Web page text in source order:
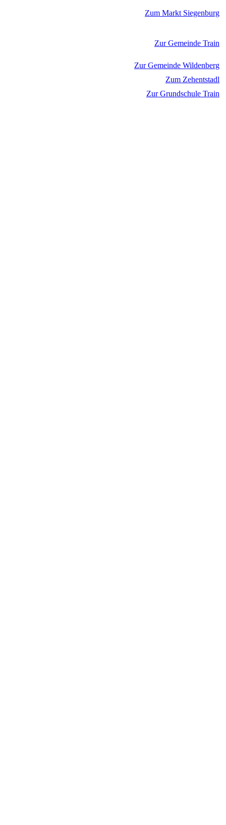
Zum Markt Siegenburg
Zur Gemeinde Train
Zur Gemeinde Wildenberg
Zum Zehentstadl
Zur Grundschule Train